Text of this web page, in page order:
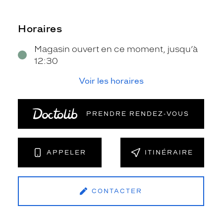
Horaires
Magasin ouvert en ce moment, jusqu’à
12:30
Voir les horaires
PRENDRE RENDEZ‑VOUS
APPELER ITINÉRAIRE
CONTACTER